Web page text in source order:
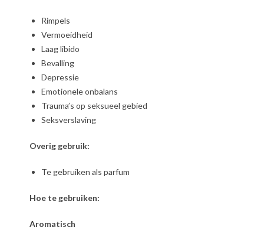
Rimpels
Vermoeidheid
Laag libido
Bevalling
Depressie
Emotionele onbalans
Trauma’s op seksueel gebied
Seksverslaving
Overig gebruik:
Te gebruiken als parfum
Hoe te gebruiken:
Aromatisch